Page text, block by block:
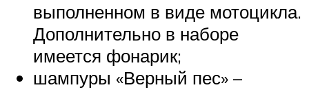
выполненном в виде мотоцикла.
Дополнительно в наборе
имеется фонарик;
шампуры «Верный пес» –